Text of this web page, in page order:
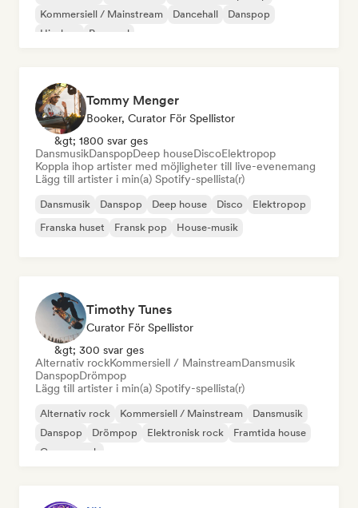
Kommersiell / Mainstream
Dancehall
Danspop
Hip-hop
Pop soul
Tommy Menger
Booker, Curator För Spellistor
&gt; 1800 svar ges
DansmusikDanspopDeep houseDiscoElektropop
Koppla ihop artister med möjligheter till live-evenemang
Lägg till artister i min(a) Spotify-spellista(r)
Dansmusik Danspop Deep house Disco
Elektropop
Franska huset
Fransk pop House-musik
Timothy Tunes
Curator För Spellistor
&gt; 300 svar ges
Alternativ rockKommersiell / MainstreamDansmusik
DanspopDrömpop
Lägg till artister i min(a) Spotify-spellista(r)
Alternativ rock Kommersiell / Mainstream
Dansmusik
Danspop
Drömpop Elektronisk rock
Framtida house
Garage rock